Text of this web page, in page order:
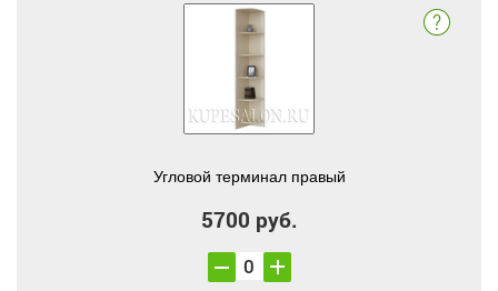
Угловой терминал правый
5700 руб.